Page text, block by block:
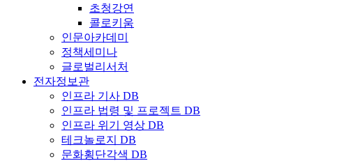
초청강연
콜로키움
인문아카데미
정책세미나
글로벌리서처
전자정보관
인프라 기사 DB
인프라 법령 및 프로젝트 DB
인프라 위기 영상 DB
테크놀로지 DB
문화횡단각색 DB